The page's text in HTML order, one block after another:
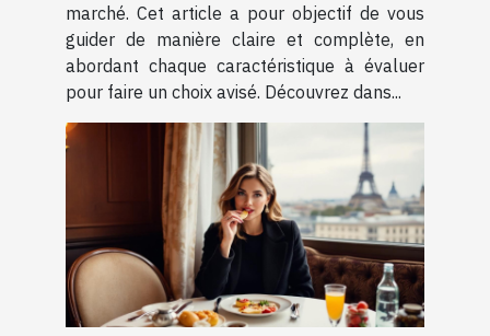
marché. Cet article a pour objectif de vous
guider de manière claire et complète, en
abordant chaque caractéristique à évaluer
pour faire un choix avisé. Découvrez dans...